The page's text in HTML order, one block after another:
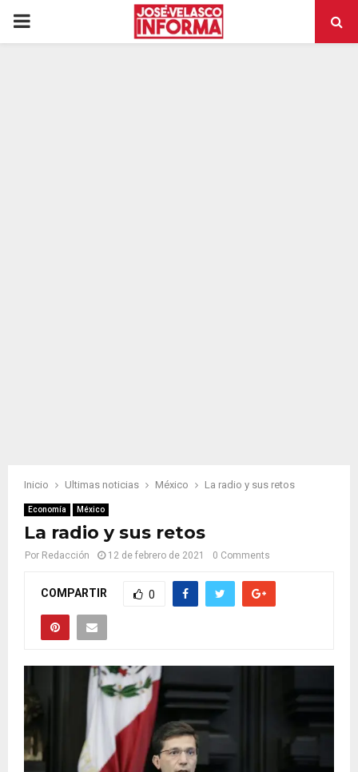
PRIMARY
Inicio Ultimas noticias México La radio y sus retos
Economía México
La radio y sus retos
Por Redacción 12 de febrero de 2021 0 Comments
COMPARTIR 0